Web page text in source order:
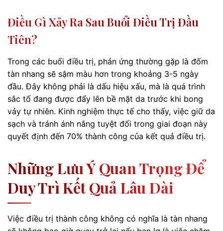
Điều Gì Xảy Ra Sau Buổi Điều Trị Đầu
Tiên?
Trong các buổi điều trị, phản ứng thường gặp là đốm
tàn nhang sẽ sậm màu hơn trong khoảng 3-5 ngày
đầu. Đây không phải là dấu hiệu xấu, mà là quá trình
sắc tố đang được đẩy lên bề mặt da trước khi bong
vảy tự nhiên. Kinh nghiệm thực tế cho thấy, việc giữ da
sạch và tránh ánh nắng tuyệt đối trong giai đoạn này
quyết định đến 70% thành công của kết quả điều trị.
Những Lưu Ý Quan Trọng Để
Duy Trì Kết Quả Lâu Dài
Việc điều trị thành công không có nghĩa là tàn nhang